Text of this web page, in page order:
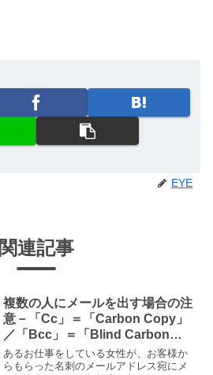
EYE
関連記事
複数の人にメールを出す場合の注
意－「Cc」＝「Carbon Copy」
／「Bcc」＝「Blind Carbon
Copy」
あるお仕事をしている女性が、お客様か
らもらった名刺のメールアドレス宛にメ